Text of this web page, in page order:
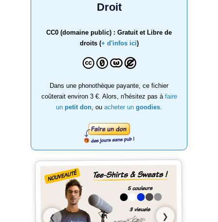
Droit
CC0 (domaine public) : Gratuit et Libre de
droits (+ d'infos ici)
Dans une phonothèque payante, ce fichier
coûterait environ 3 €. Alors, n'hésitez pas à faire
un petit don , ou acheter un goodies
❮ ❯